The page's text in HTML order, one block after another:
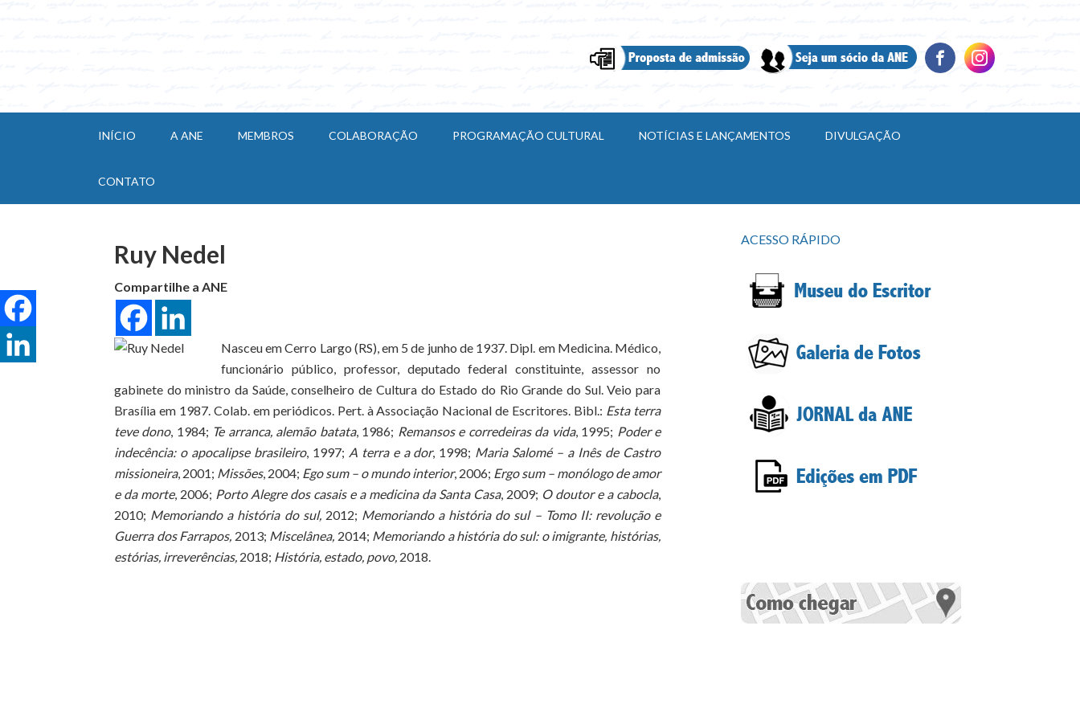
INÍCIO A ANE MEMBROS COLABORAÇÃO PROGRAMAÇÃO CULTURAL NOTÍCIAS E LANÇAMENTOS DIVULGAÇÃO
CONTATO
Ruy Nedel
Compartilhe a ANE
Nasceu em Cerro Largo (RS), em 5 de junho de 1937. Dipl. em Medicina. Médico,
funcionário público, professor, deputado federal constituinte, assessor no
gabinete do ministro da Saúde, conselheiro de Cultura do Estado do Rio Grande do Sul. Veio para
Brasília em 1987. Colab. em periódicos. Pert. à Associação Nacional de Escritores. Bibl.: Esta terra
teve dono, 1984; Te arranca, alemão batata, 1986; Remansos e corredeiras da vida, 1995; Poder e
indecência: o apocalipse brasileiro, 1997; A terra e a dor, 1998; Maria Salomé – a Inês de Castro
missioneira, 2001; Missões, 2004; Ego sum – o mundo interior, 2006; Ergo sum – monólogo de amor
e da morte, 2006; Porto Alegre dos casais e a medicina da Santa Casa, 2009; O doutor e a cabocla,
2010; Memoriando a história do sul, 2012; Memoriando a história do sul – Tomo II: revolução e
Guerra dos Farrapos, 2013; Miscelânea, 2014; Memoriando a história do sul: o imigrante, histórias,
estórias, irreverências, 2018; História, estado, povo, 2018.
ACESSO RÁPIDO